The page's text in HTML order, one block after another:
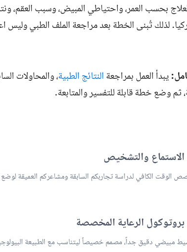
بحسب العمر، واحتياطي المبيض، وسبب العقم،
لذلك تُبنى الخطة بعد مراجعة الملف الطبي وليس
يبدأ العمل بمراجعةالنتائج الطبية، والمحاولات
ثم وضع خطة قابلة للتفسير والمتابعة.
الوقت الكافي لدراسة تجاربكم السابقة ومشاعركم العميقة
مبيضي دقيق جداً، مصمم خصيصاً ليتناسب مع الطبيعة